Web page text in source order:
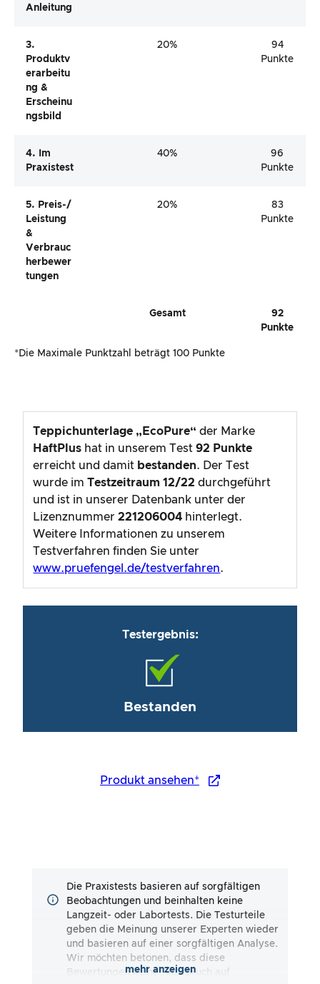
Anleitung
3.
Produktv
Erarbeitu
Ng &
Erscheinu
Ngsbild
20%
94
Punkte
4. Im
Praxistest
40%
96
Punkte
5. Preis-/
Leistung
&
Verbrauc
Herbewer
Tungen
20%
83
Punkte
Gesamt
92
Punkte
*Die Maximale Punktzahl beträgt 100 Punkte
Teppichunterlage „EcoPure“ der Marke
HaftPlus hat in unserem Test 92 Punkte
erreicht und damit bestanden. Der Test
wurde imTestzeitraum12/22 durchgeführt
und ist in unserer Datenbank unter der
Lizenznummer221206004 hinterlegt.
Weitere Informationen zu unserem
Testverfahren finden Sie unter
www.pruefengel.de/testverfahren.
Testergebnis:
Bestanden
Produkt ansehen*
Die Praxistests basieren auf sorgfältigen
Beobachtungen und beinhalten keine
Langzeit- oder Labortests. Die Testurteile
geben die Meinung unserer Experten wieder
und basieren auf einer sorgfältigen Analyse.
Wir möchten betonen, dass diese
Bewertungen keinen Anspruch auf
mehr anzeigen